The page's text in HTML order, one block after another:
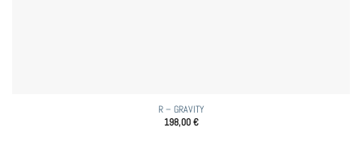
R – GRAVITY
198,00€